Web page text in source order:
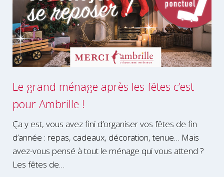
Le grand ménage après les fêtes c’est
pour Ambrille !
Ça y est, vous avez fini d’organiser vos fêtes de fin
d’année : repas, cadeaux, décoration, tenue… Mais
avez-vous pensé à tout le ménage qui vous attend ?
Les fêtes de…